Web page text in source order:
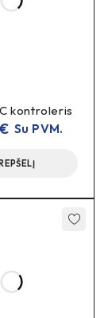
kontroleris
Su PVM.